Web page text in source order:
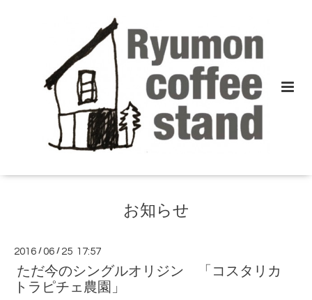
お知らせ
2016 /06 / 25 17:57
ただ今のシングルオリジン 「コスタリカ
トラピチェ農園」